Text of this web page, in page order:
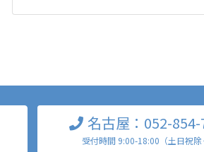
名古屋：052-854-
受付時間 9:00-18:00（土日祝除